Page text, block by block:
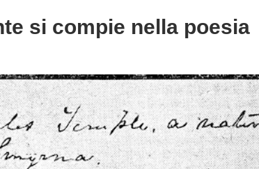
si compie nella poesia